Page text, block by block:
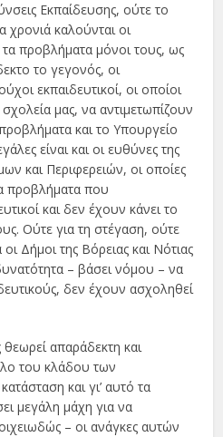
Εκπαίδευσης, ούτε το
χρονιά καλούνται οι
προβλήματα μόνοι τους, ως
το γεγονός, οι
εκπαιδευτικοί, οι οποίοι
μας, να αντιμετωπίζουν
και το Υπουργείο
είναι και οι ευθύνες της
και Περιφερειών, οι οποίες
προβλήματα που
και δεν έχουν κάνει το
Ούτε για τη στέγαση, ούτε
οι Δήμοι της Βόρειας και Νότιας
– βάσει νόμου – να
δεν έχουν ασχοληθεί
απαράδεκτη και
του κλάδου των
και γι’ αυτό τα
μεγάλη μάχη για να
– οι ανάγκες αυτών